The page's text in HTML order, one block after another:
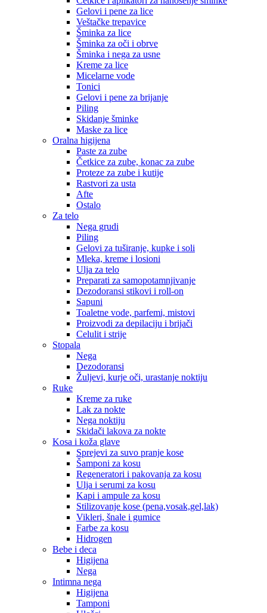
Gelovi i pene za lice
Veštačke trepavice
Šminka za lice
Šminka za oči i obrve
Šminka i nega za usne
Kreme za lice
Micelarne vode
Tonici
Gelovi i pene za brijanje
Piling
Skidanje šminke
Maske za lice
Oralna higijena
Paste za zube
Četkice za zube, konac za zube
Proteze za zube i kutije
Rastvori za usta
Afte
Ostalo
Za telo
Nega grudi
Piling
Gelovi za tuširanje, kupke i soli
Mleka, kreme i losioni
Ulja za telo
Preparati za samopotamnjivanje
Dezodoransi stikovi i roll-on
Sapuni
Toaletne vode, parfemi, mistovi
Proizvodi za depilaciju i brijači
Celulit i strije
Stopala
Nega
Dezodoransi
Žuljevi, kurje oči, urastanje noktiju
Ruke
Kreme za ruke
Lak za nokte
Nega noktiju
Skidači lakova za nokte
Kosa i koža glave
Sprejevi za suvo pranje kose
Šamponi za kosu
Regeneratori i pakovanja za kosu
Ulja i serumi za kosu
Kapi i ampule za kosu
Stilizovanje kose (pena,vosak,gel,lak)
Vikleri, šnale i gumice
Farbe za kosu
Hidrogen
Bebe i deca
Higijena
Nega
Intimna nega
Higijena
Tamponi